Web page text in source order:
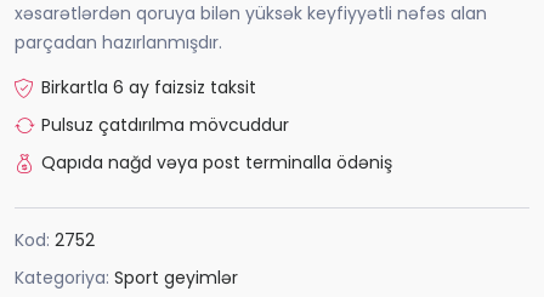
xəsarətlərdən qoruya bilən yüksək keyfiyyətli nəfəs alan
parçadan hazırlanmışdır.
Birkartla 6 ay faizsiz taksit
Pulsuz çatdırılma mövcuddur
Qapıda nağd vəya post terminalla ödəniş
Kod: 2752
Kategoriya: Sport geyimlər